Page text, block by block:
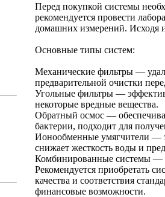
Перед покупкой системы
рекомендуется провести
домашних измерений. Исходя
Основные типы систем:
Механические фильтры —
предварительной очистки
Угольные фильтры —
некоторые вредные вещества.
Обратный осмос —
бактерии, подходит для
Ионообменные умягчители —
снижает жесткость воды и
Комбинированные системы —
Рекомендуется приобретать
качества и соответствия
финансовые возможности.